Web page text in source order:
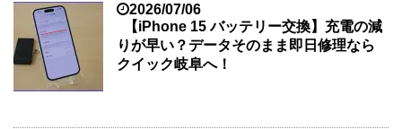
2026/07/06
【iPhone 15 バッテリー交換】充電の減
りが早い？データそのまま即日修理なら
クイック岐阜へ！